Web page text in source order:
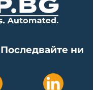
Последвайте ни